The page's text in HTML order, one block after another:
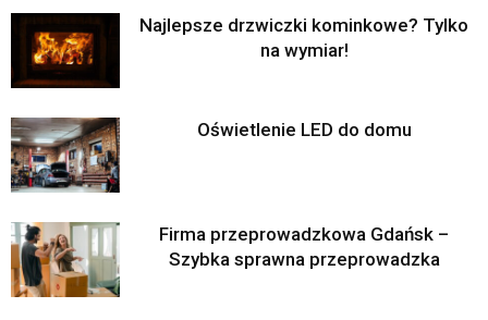
Najlepsze drzwiczki kominkowe? Tylko
na wymiar!
Oświetlenie LED do domu
Firma przeprowadzkowa Gdańsk –
Szybka sprawna przeprowadzka